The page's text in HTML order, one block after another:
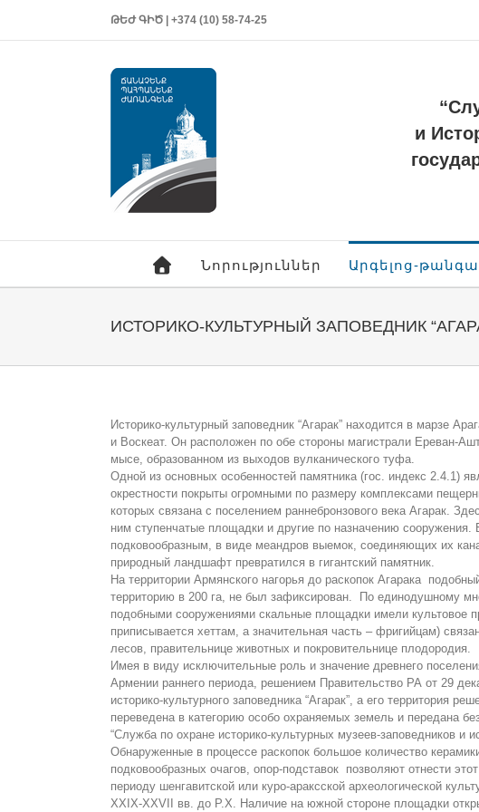
ԹԵԺ ԳԻԾ | +374 (10) 58-74-25
и
Նորություններ Արգելոց-
ИСТОРИКО-КУЛЬТУРНЫЙ ЗАПОВЕДНИК
Историко-культурный заповедник “Агарак” находится в марзе
и Воскеат. Он расположен по обе стороны магистрали Ереван-
мысе, образованном из выходов вулканического туфа.
Одной из основных особенностей памятника (гос. индекс 2.4.1)
окрестности покрыты огромными по размеру комплексами
которых связана с поселением раннебронзового века Агарак.
ним ступенчатые площадки и другие по назначению
подковообразным, в виде меандров выемок, соединяющих их
природный ландшафт превратился в гигантский памятник.
На территории Армянского нагорья до раскопок Агарака
территорию в 200 га, не был зафиксирован. По единодушному
подобными сооружениями скальные площадки имели культовое
приписывается хеттам, а значительная часть – фригийцам)
лесов, правительнице животных и покровительнице плодородия.
Имея в виду исключительные роль и значение древнего
Армении раннего периода, решением Правительство РА от 29
историко-культурного заповедника “Агарак”, а его территория
переведена в категорию особо охраняемых земель и передана
“Служба по охране историко-культурных музеев-заповедников и
Обнаруженные в процессе раскопок большое количество
подковообразных очагов, опор-подставок позволяют отнести
периоду шенгавитской или куро-араксской археологической
XXIX-XXVII вв. до Р.Х. Наличие на южной стороне площадки